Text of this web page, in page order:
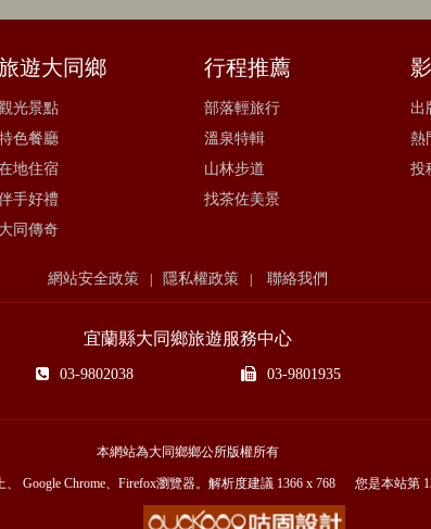
遊大同鄉
光景點
色餐廳
地住宿
手好禮
大同傳奇
行程推薦
部落輕旅行
溫泉特輯
山林步道
找茶佐美景
出
熱
投
網站安全政策 | 隱私權政策 | 聯絡我們
宜蘭縣大同鄉旅遊服務中心
03-9802038 03-9801935
本網站為大同鄉鄉公所版權所有
、 Google Chrome、Firefox瀏覽器。解析度建議 1366 x 768 您是本站第